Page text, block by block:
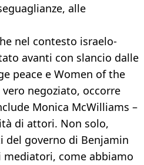
alle
nel contesto israelo-
avanti con slancio dalle
peace e Women of the
negoziato, occorre
Monica McWilliams –
di attori. Non solo,
del governo di Benjamin
mediatori, come abbiamo